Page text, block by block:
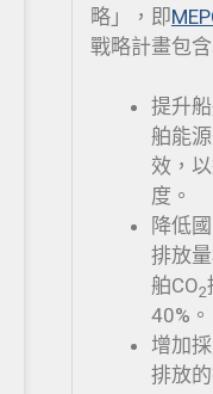
略」，即
戰略計畫包
提升
舶能
效，
度。
降低
排放
舶CO2
40%。
增加
排放